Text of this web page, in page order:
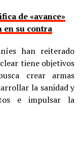
de «avance»
en su contra
han reiterado
tiene objetivos
crear armas
la sanidad y
e impulsar la